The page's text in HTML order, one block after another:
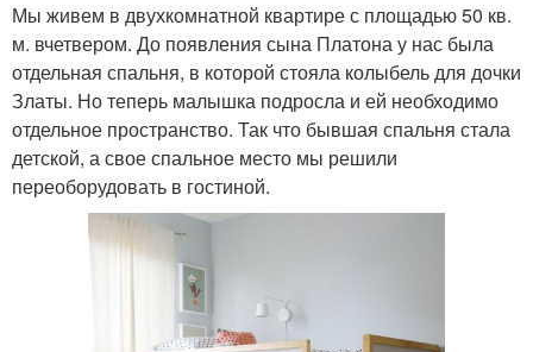
Мы живем в двухкомнатной квартире с площадью 50 кв.
м. вчетвером. До появления сына Платона у нас была
отдельная спальня, в которой стояла колыбель для дочки
Златы. Но теперь малышка подросла и ей необходимо
отдельное пространство. Так что бывшая спальня стала
детской, а свое спальное место мы решили
переоборудовать в гостиной.